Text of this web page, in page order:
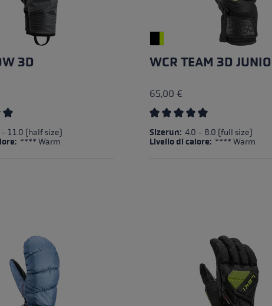
3D
media di 5 su 5 stelle
- 11.0 (half size)
**** Warm
WCR TEAM 3D
65,00 €
Valutazione media di 4.5 su
Sizerun: 4.0 - 8.0 (full size)
Livello di calore: **** Warm